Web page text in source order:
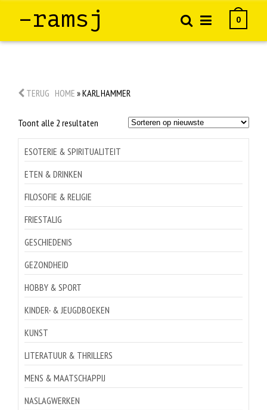
–ramsj 0
TERUG HOME »KARL HAMMER
Toont alle 2 resultaten Gesorteerd
nieuwste
ESOTERIE & SPIRITUALITEIT
ETEN & DRINKEN
FILOSOFIE & RELIGIE
FRIESTALIG
GESCHIEDENIS
GEZONDHEID
HOBBY & SPORT
KINDER- & JEUGDBOEKEN
KUNST
LITERATUUR & THRILLERS
MENS & MAATSCHAPPIJ
NASLAGWERKEN